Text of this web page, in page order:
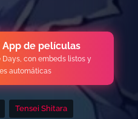
de películas
Days, con embeds listos y
automáticas
Tensei Shitara